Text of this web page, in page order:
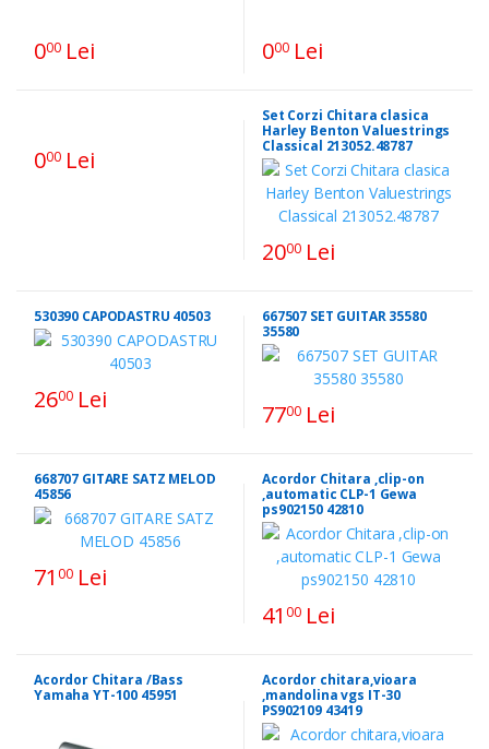
000Lei 000Lei
000Lei
Set Corzi Chitara clasica
Harley Benton Valuestrings
Classical 213052.48787
2000Lei
530390 CAPODASTRU 40503
2600Lei
667507 SET GUITAR 35580
35580
7700Lei
668707 GITARE SATZ MELOD
45856
71 00Lei
Acordor Chitara ,clip-on
,automatic CLP-1 Gewa
ps902150 42810
41 00Lei
Acordor Chitara /Bass
Yamaha YT-100 45951
Acordor chitara,vioara
,mandolina vgs IT-30
PS902109 43419